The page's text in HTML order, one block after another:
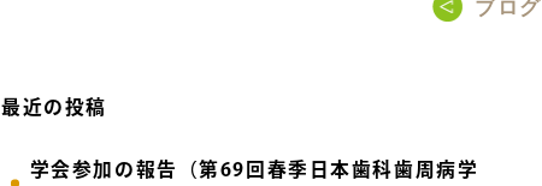
ブロ
最近の投稿
学会参加の報告（第69回春季日本歯科歯周病学